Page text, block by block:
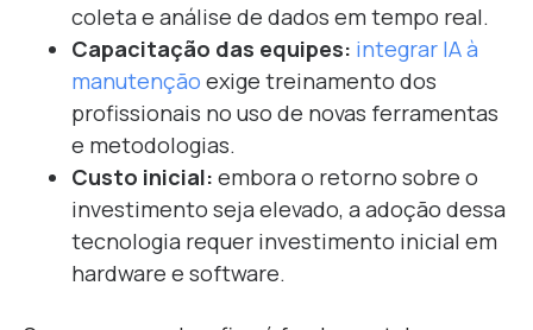
coleta e análise de dados em tempo real.
Capacitação das equipes: integrar IA à
manutenção exige treinamento dos
profissionais no uso de novas ferramentas
e metodologias.
Custo inicial: embora o retorno sobre o
investimento seja elevado, a adoção dessa
tecnologia requer investimento inicial em
hardware e software.